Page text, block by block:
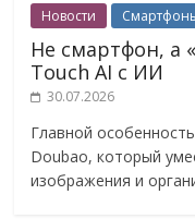
Новости
Не смартфон, а
Touch AI с ИИ
30.07.2026
Главной
Doubao, который
изображения и